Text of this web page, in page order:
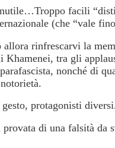
facili
(che “vale
allora rinfrescarvi la
Khamenei, tra gli
nonché di
gesto, protagonisti
provata di una falsità da